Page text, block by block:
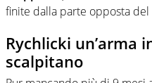
finite dalla parte opposta
Rychlicki un’arma
scalpitano